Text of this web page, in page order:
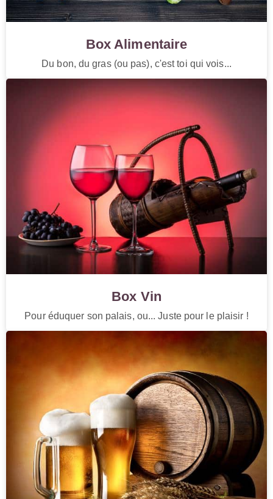
Box Alimentaire
Du bon, du gras (ou pas), c'est toi qui vois...
Box Vin
Pour éduquer son palais, ou... Juste pour le plaisir !